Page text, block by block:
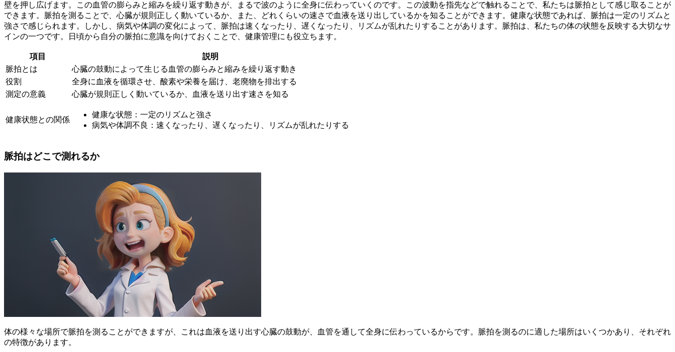
壁を押し広げます。
この血管の膨らみと縮みを繰り返す動きが、まるで波のように全身に伝わっていくのです。この波動を指先などで触れることで、私たちは脈拍として感じ取ることが
できます。脈拍を測ることで、心臓が規則正しく動いているか、また、どれくらいの速さで血液を送り出しているかを知ることができます。健康な状態であれば、脈拍は一定のリズムと
強さで感じられます。しかし、 病気や体調の変化によって、脈拍は速くなったり、遅くなったり、リズムが乱れたりすることがあります。 脈拍は、私たちの体の状態を反映する大切なサ
インの一つです。日頃から自分の脈拍に意識を向けておくことで、健康管理にも役立ちます。
項目
説明
脈拍とは
心臓の鼓動によって生じる血管の膨らみと縮みを繰り返す動き
役割
全身に血液を循環させ、酸素や栄養を届け、老廃物を排出する
測定の意義
心臓が規則正しく動いているか、血液を送り出す速さを知る
健康状態との関係
健康な状態：一定のリズムと強さ
病気や体調不良：速くなったり、遅くなったり、リズムが乱れたりする
脈拍はどこで測れるか
体の様々な場所で脈拍を測ることができますが、これは血液を送り出す心臓の鼓動が、血管を通して全身に伝わっているからです。脈拍を測るのに適した場所はいくつかあり、それぞれ
の特徴があります。